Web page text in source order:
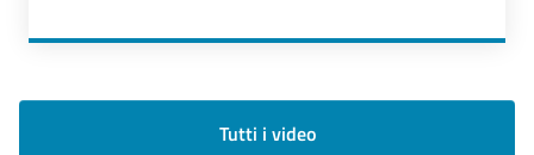
Tutti i video